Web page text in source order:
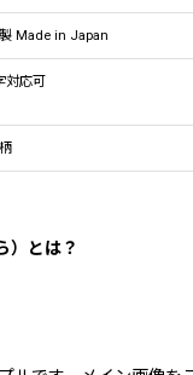
製 Made in Japan
対応可
）とは？